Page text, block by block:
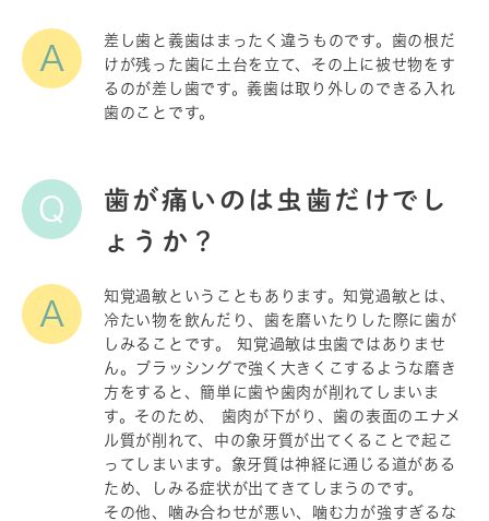
A
差し歯と義歯はまったく違うものです。歯の根だ
けが残った歯に土台を立て、その上に被せ物をす
るのが差し歯です。義歯は取り外しのできる入れ
歯のことです。
Q
歯が痛いのは虫歯だけでし
ょうか？
A
知覚過敏ということもあります。知覚過敏とは、
冷たい物を飲んだり、歯を磨いたりした際に歯が
しみることです。 知覚過敏は虫歯ではありませ
ん。ブラッシングで強く大きくこするような磨き
方をすると、簡単に歯や歯肉が削れてしまいま
す。そのため、 歯肉が下がり、歯の表面のエナメ
ル質が削れて、中の象牙質が出てくることで起こ
ってしまいます。象牙質は神経に通じる道がある
ため、しみる症状が出てきてしまうのです。
その他、噛み合わせが悪い、噛む力が強すぎるな